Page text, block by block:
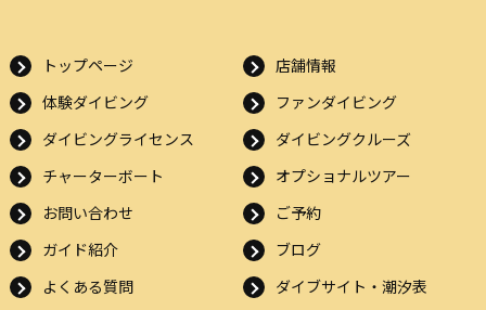
トップページ
店舗情報
体験ダイビング
ファンダイビング
ダイビングライセンス
ダイビングクルーズ
チャーターボート
オプショナルツアー
お問い合わせ
ご予約
ガイド紹介
ブログ
よくある質問
ダイブサイト・潮汐表